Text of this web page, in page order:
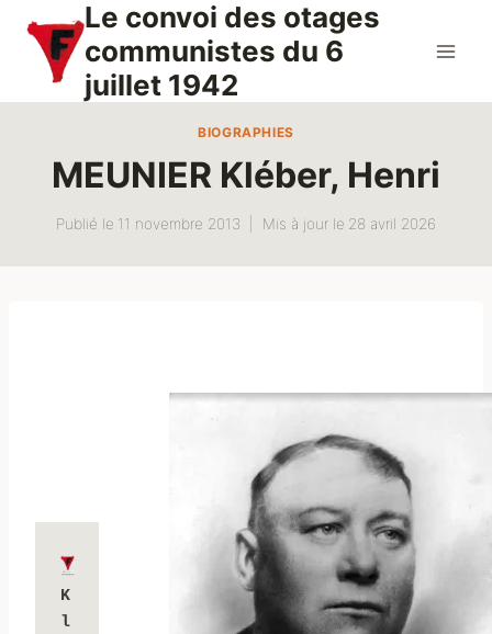
contenu
Le convoi des otages
communistes du 6
juillet 1942
BIOGRAPHIES
MEUNIER Kléber, Henri
Publié le 11 novembre 2013 Mis à jour le 28 avril 2026
K
l